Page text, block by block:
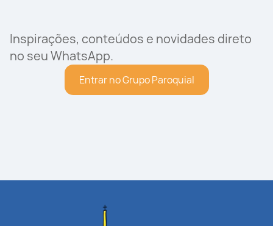
Inspirações, conteúdos e novidades direto
no seu WhatsApp.
Entrar no Grupo Paroquial